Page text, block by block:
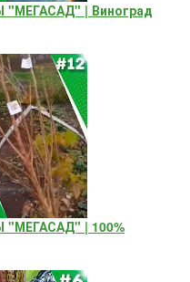
| Виноград
| 100%